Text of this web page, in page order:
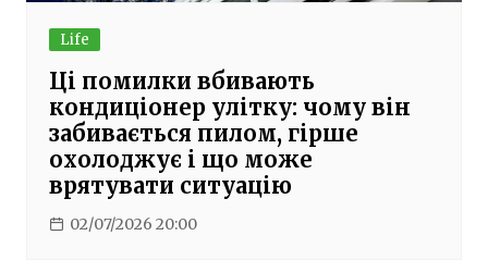
Life
Ці помилки вбивають
кондиціонер улітку: чому він
забивається пилом, гірше
охолоджує і що може
врятувати ситуацію
02/07/2026 20:00